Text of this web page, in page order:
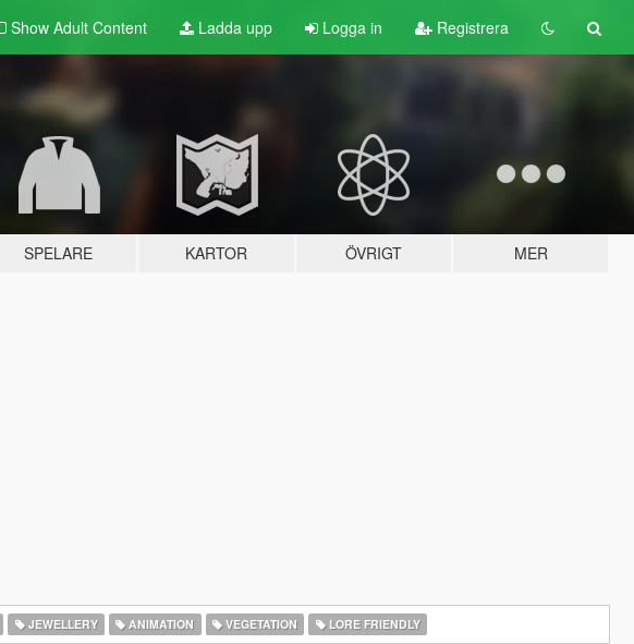
Show Adult Content Ladda upp Logga in Registrera
SPELARE KARTOR ÖVRIGT MER
JEWELLERY ANIMATION VEGETATION LORE FRIENDLY